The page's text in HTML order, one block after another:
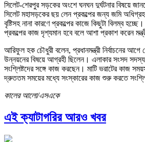
সিলেট-শেরপুর সড়কের অংশে ঘনঘন দুর্ঘটনার বিষয়ে
সিলেট মহাসড়কের ছয় লেন প্রকল্পের জন্য জমি
বৃষ্টিসহ নানা কারণে প্রকল্পের কাজে কিছুটা বিলম্ব
প্রকল্পের কাজ দৃশ্যমান হবে বলে আশা প্রকাশ করেন
আরিফুল হক চৌধুরী বলেন, প্রধানমন্ত্রী নির্বাচনের আগে
উন্নয়নের বিষয়ে আগ্রহী ছিলেন। এলাকার সংসদ সদস্য ও
সংশ্লিষ্টদের সঙ্গে কাজ করছেন। মাটি ভরাটের কাজ
দ্রুততম সময়ের মধ্যে সংস্কারের কাজ শুরু করতে
কালের আলো/এসএকে
এই ক্যাটাগরির আরও খবর